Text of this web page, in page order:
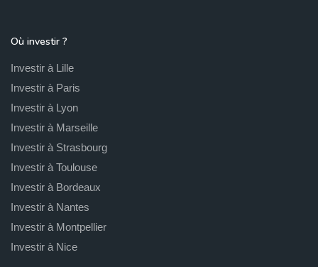
Où investir ?
Investir à Lille
Investir à Paris
Investir à Lyon
Investir à Marseille
Investir à Strasbourg
Investir à Toulouse
Investir à Bordeaux
Investir à Nantes
Investir à Montpellier
Investir à Nice